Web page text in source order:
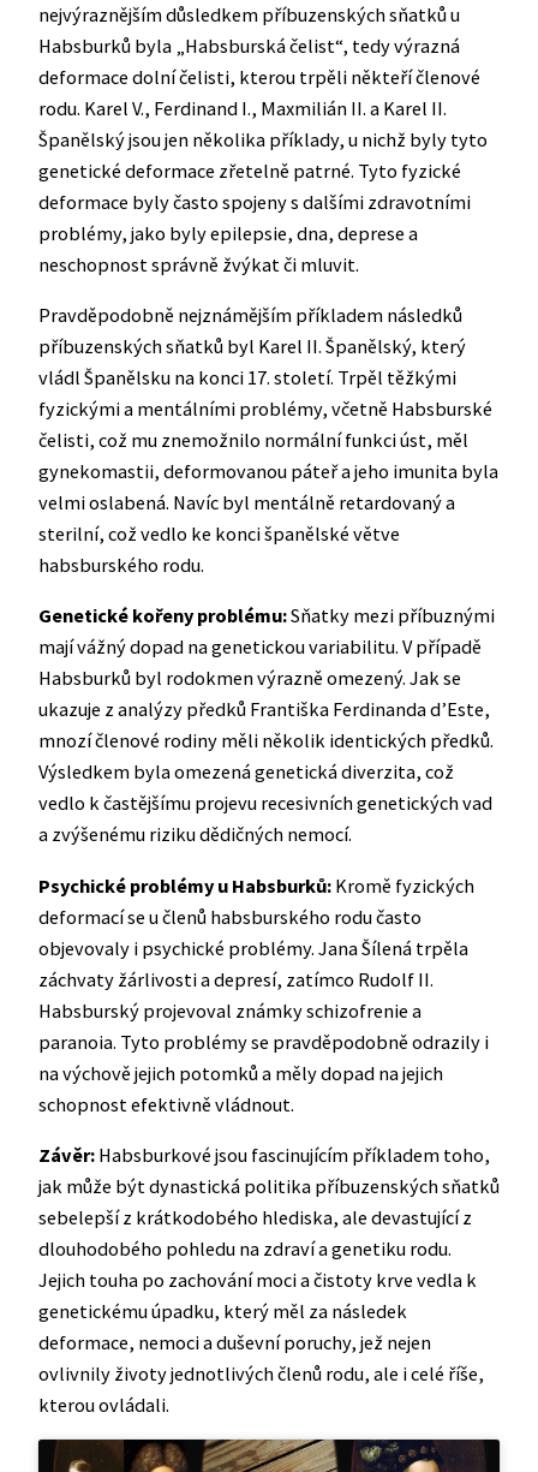
nejvýraznějším důsledkem příbuzenských sňatků u
Habsburků byla „Habsburská čelist“, tedy výrazná
deformace dolní čelisti, kterou trpěli někteří členové
rodu. Karel V., Ferdinand I., Maxmilián II. a Karel II.
Španělský jsou jen několika příklady, u nichž byly tyto
genetické deformace zřetelně patrné. Tyto fyzické
deformace byly často spojeny s dalšími zdravotními
problémy, jako byly epilepsie, dna, deprese a
neschopnost správně žvýkat či mluvit.
Pravděpodobně nejznámějším příkladem následků
příbuzenských sňatků byl Karel II. Španělský, který
vládl Španělsku na konci 17. století. Trpěl těžkými
fyzickými a mentálními problémy, včetně Habsburské
čelisti, což mu znemožnilo normální funkci úst, měl
gynekomastii, deformovanou páteř a jeho imunita byla
velmi oslabená. Navíc byl mentálně retardovaný a
sterilní, což vedlo ke konci španělské větve
habsburského rodu.
Genetické kořeny problému:Sňatky mezi příbuznými
mají vážný dopad na genetickou variabilitu. V případě
Habsburků byl rodokmen výrazně omezený. Jak se
ukazuje z analýzy předků Františka Ferdinanda d’Este,
mnozí členové rodiny měli několik identických předků.
Výsledkem byla omezená genetická diverzita, což
vedlo k častějšímu projevu recesivních genetických vad
a zvýšenému riziku dědičných nemocí.
Psychické problémy u Habsburků: Kromě fyzických
deformací se u členů habsburského rodu často
objevovaly i psychické problémy. Jana Šílená trpěla
záchvaty žárlivosti a depresí, zatímco Rudolf II.
Habsburský projevoval známky schizofrenie a
paranoia. Tyto problémy se pravděpodobně odrazily i
na výchově jejich potomků a měly dopad na jejich
schopnost efektivně vládnout.
Závěr: Habsburkové jsou fascinujícím příkladem toho,
jak může být dynastická politika příbuzenských sňatků
sebelepší z krátkodobého hlediska, ale devastující z
dlouhodobého pohledu na zdraví a genetiku rodu.
Jejich touha po zachování moci a čistoty krve vedla k
genetickému úpadku, který měl za následek
deformace, nemoci a duševní poruchy, jež nejen
ovlivnily životy jednotlivých členů rodu, ale i celé říše,
kterou ovládali.